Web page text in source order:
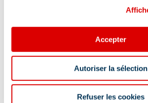
Accepter
Autoriser la sélection
Refuser les cookies
Informatie bijgewerkt
01/08/2026 .